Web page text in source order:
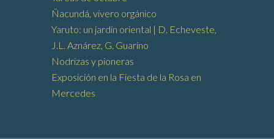
Ñacundá, vivero orgánico
Yaruto: un jardín oriental | D. Echeveste,
J.L. Aznárez, G. Guarino
Nodrizas y pioneras
Exposición en la Fiesta de la Rosa en
Mercedes